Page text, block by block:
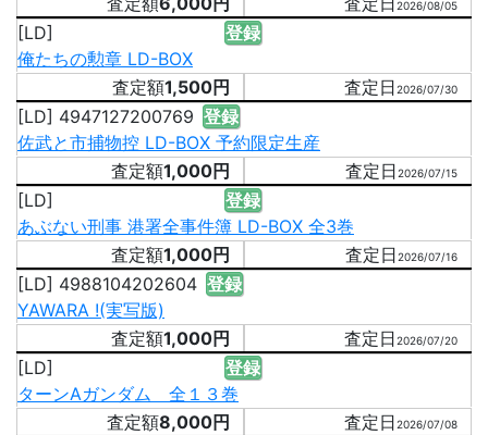
2026/08/05
[LD]
登録
俺たちの勲章 LD-BOX
1,500円
2026/07/30
[LD] 4947127200769 登録
佐武と市捕物控 LD-BOX 予約限定生産
1,000円
2026/07/15
[LD]
登録
あぶない刑事 港署全事件簿 LD-BOX 全3巻
1,000円
2026/07/16
[LD] 4988104202604 登録
YAWARA !(実写版)
1,000円
2026/07/20
[LD]
登録
ターンAガンダム 全１３巻
8,000円
2026/07/08